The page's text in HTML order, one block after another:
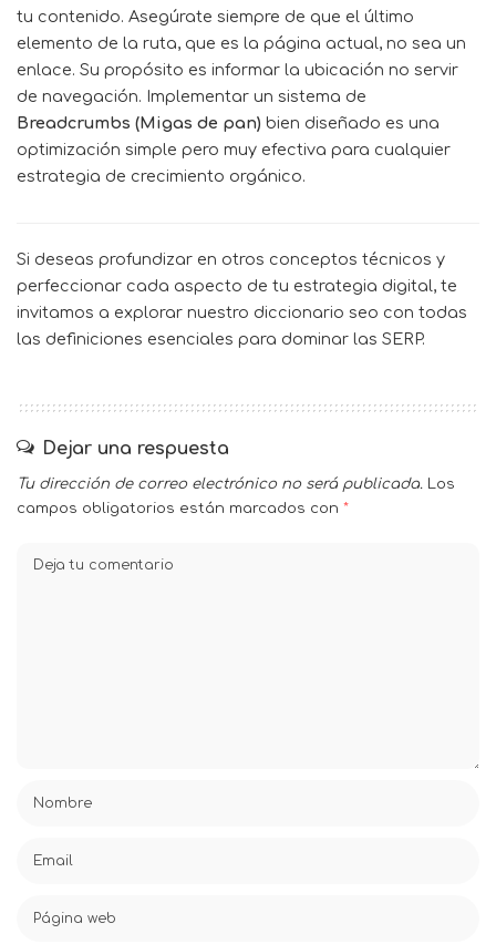
tu contenido. Asegúrate siempre de que el último
elemento de la ruta, que es la página actual, no sea un
enlace. Su propósito es informar la ubicación no servir
de navegación. Implementar un sistema de
Breadcrumbs (Migas de pan) bien diseñado es una
optimización simple pero muy efectiva para cualquier
estrategia de crecimiento orgánico.
Si deseas profundizar en otros conceptos técnicos y
perfeccionar cada aspecto de tu estrategia digital, te
invitamos a explorar nuestro diccionario seo con todas
las definiciones esenciales para dominar las SERP.
Dejar una respuesta
Tu dirección de correo electrónico no será publicada. Los
campos obligatorios están marcados con *